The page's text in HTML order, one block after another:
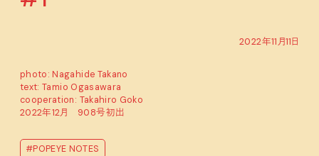
2022年11月11日
photo: Nagahide Takano
text: Tamio Ogasawara
cooperation: Takahiro Goko
2022年12月 908号初出
#POPEYE NOTES